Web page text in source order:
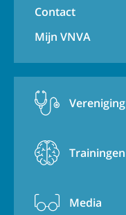
Contact
Mijn VNVA
Vereniging
Trainingen
Media